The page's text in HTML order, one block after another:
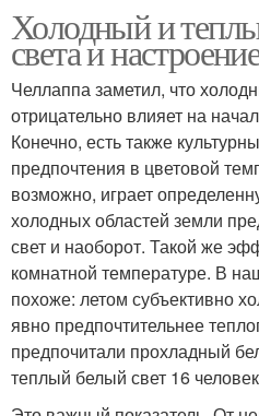
Холодный и
света и
Челлаппа заметил, что
отрицательно влияет на
Конечно, есть также
предпочтения в цветовой
возможно, играет
холодных областей земли
свет и наоборот. Такой же
комнатной температуре. В
похоже: летом субъективно
явно предпочтительнее
предпочитали прохладный
теплый белый свет 16